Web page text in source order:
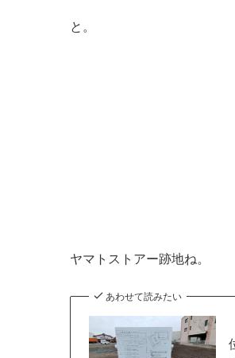
と。
ヤマトストアー跡地ね。
あわせて読みたい